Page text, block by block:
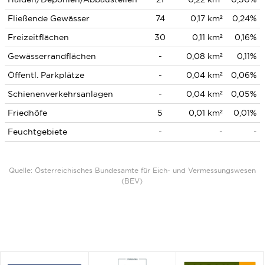
Fließende Gewässer
74 0,17 km²
0,24%
Freizeitflächen
30 0,11 km²
0,16%
Gewässerrandflächen
- 0,08 km²
0,11%
Öffentl. Parkplätze
- 0,04 km²
0,06%
Schienenverkehrsanlagen
- 0,04 km²
0,05%
Friedhöfe
5 0,01 km²
0,01%
Feuchtgebiete
- - -
Quelle: Österreichisches Bundesamte für Eich- und Vermessungswesen
(BEV)